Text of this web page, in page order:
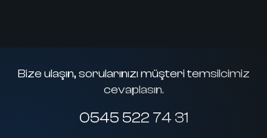
Bize ulaşın, sorularınızı müşteri temsilcimiz
cevaplasın.
0545 522 74 31